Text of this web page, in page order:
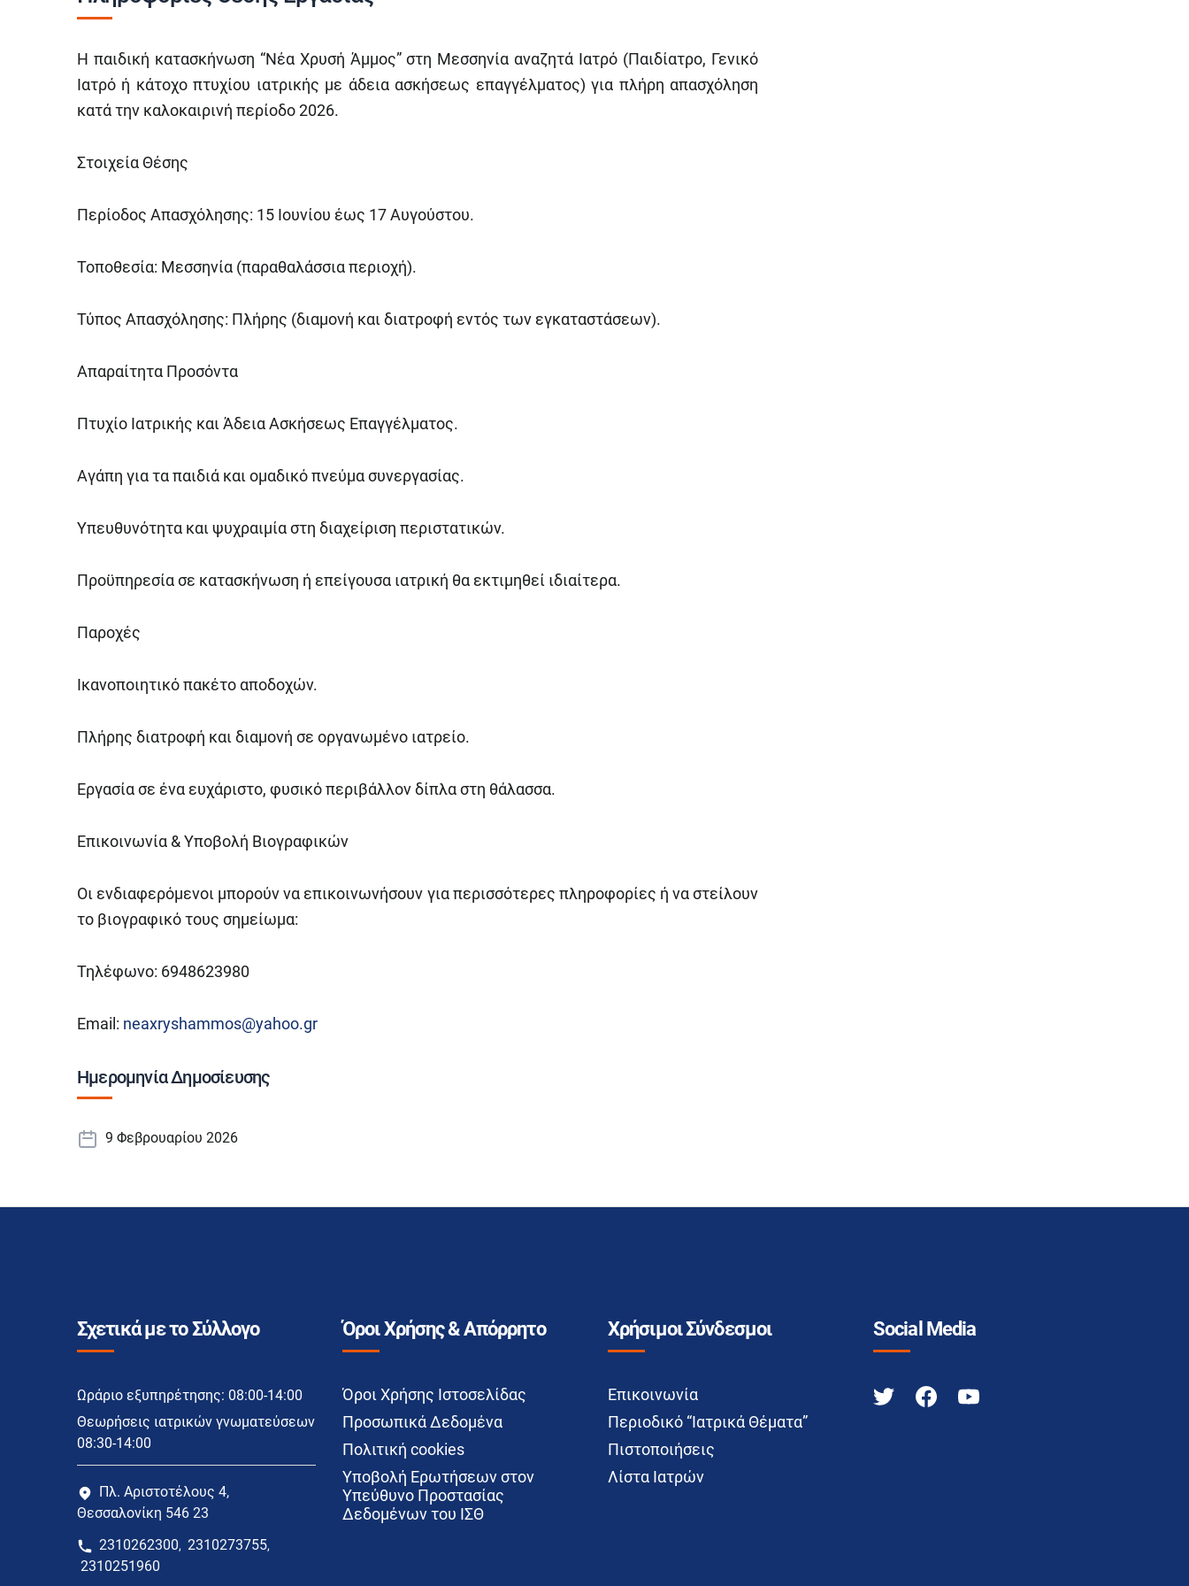
Η παιδική κατασκήνωση “Νέα Χρυσή Άμμος” στη Μεσσηνία αναζητά Ιατρό (Παιδίατρο, Γενικό
Ιατρό ή κάτοχο πτυχίου ιατρικής με άδεια ασκήσεως επαγγέλματος) για πλήρη απασχόληση
κατά την καλοκαιρινή περίοδο 2026.
Στοιχεία Θέσης
Περίοδος Απασχόλησης: 15 Ιουνίου έως 17 Αυγούστου.
Τοποθεσία: Μεσσηνία (παραθαλάσσια περιοχή).
Τύπος Απασχόλησης: Πλήρης (διαμονή και διατροφή εντός των εγκαταστάσεων).
Απαραίτητα Προσόντα
Πτυχίο Ιατρικής και Άδεια Ασκήσεως Επαγγέλματος.
Αγάπη για τα παιδιά και ομαδικό πνεύμα συνεργασίας.
Υπευθυνότητα και ψυχραιμία στη διαχείριση περιστατικών.
Προϋπηρεσία σε κατασκήνωση ή επείγουσα ιατρική θα εκτιμηθεί ιδιαίτερα.
Παροχές
Ικανοποιητικό πακέτο αποδοχών.
Πλήρης διατροφή και διαμονή σε οργανωμένο ιατρείο.
Εργασία σε ένα ευχάριστο, φυσικό περιβάλλον δίπλα στη θάλασσα.
Επικοινωνία & Υποβολή Βιογραφικών
Οι ενδιαφερόμενοι μπορούν να επικοινωνήσουν για περισσότερες πληροφορίες ή να στείλουν
το βιογραφικό τους σημείωμα:
Τηλέφωνο: 6948623980
Email: neaxryshammos@yahoo.gr
Ημερομηνία Δημοσίευσης
9 Φεβρουαρίου 2026
Σχετικά με το Σύλλογο
Ωράριο εξυπηρέτησης: 08:00-14:00
Θεωρήσεις ιατρικών γνωματεύσεων
08:30-14:00
Πλ. Αριστοτέλους 4,
Θεσσαλονίκη 546 23
2310262300, 2310273755,
2310251960
Όροι Χρήσης & Απόρρητο
Όροι Χρήσης Ιστοσελίδας
Προσωπικά Δεδομένα
Πολιτική cookies
Υποβολή Ερωτήσεων στον
Υπεύθυνο Προστασίας
Δεδομένων του ΙΣΘ
Χρήσιμοι Σύνδεσμοι
Επικοινωνία
Περιοδικό “Ιατρικά Θέματα”
Πιστοποιήσεις
Λίστα Ιατρών
Social Media